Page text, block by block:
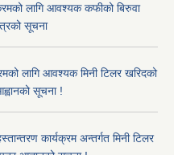
लागि आवश्यक कफीको बिरुवा
सूचना
लागि आवश्यक मिनी टिलर खरिदको
सूचना !
कार्यक्रम अन्तर्गत मिनी टिलर